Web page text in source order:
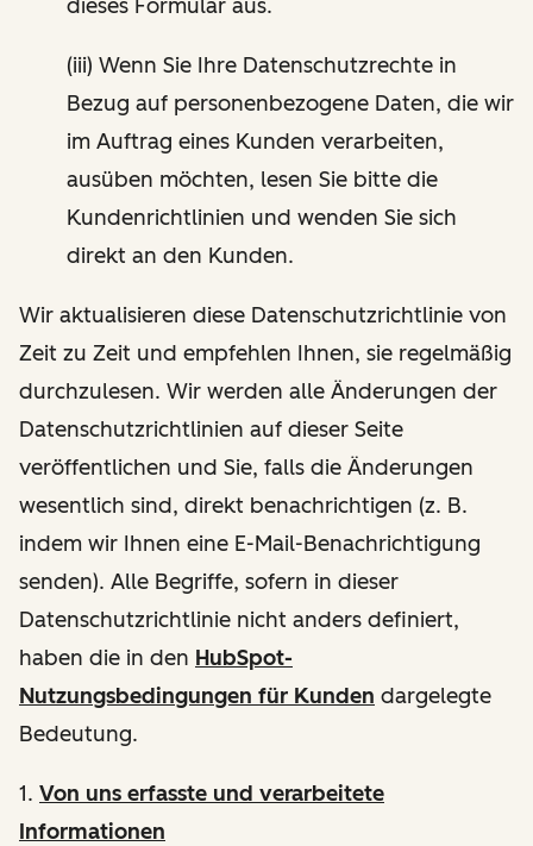
dieses Formular aus.
(iii) Wenn Sie Ihre Datenschutzrechte in
Bezug auf personenbezogene Daten, die wir
im Auftrag eines Kunden verarbeiten,
ausüben möchten, lesen Sie bitte die
Kundenrichtlinien und wenden Sie sich
direkt an den Kunden.
Wir aktualisieren diese Datenschutzrichtlinie von
Zeit zu Zeit und empfehlen Ihnen, sie regelmäßig
durchzulesen. Wir werden alle Änderungen der
Datenschutzrichtlinien auf dieser Seite
veröffentlichen und Sie, falls die Änderungen
wesentlich sind, direkt benachrichtigen (z. B.
indem wir Ihnen eine E-Mail-Benachrichtigung
senden). Alle Begriffe, sofern in dieser
Datenschutzrichtlinie nicht anders definiert,
haben die in den HubSpot-
Nutzungsbedingungen für Kunden dargelegte
Bedeutung.
1. Von uns erfasste und verarbeitete
Informationen